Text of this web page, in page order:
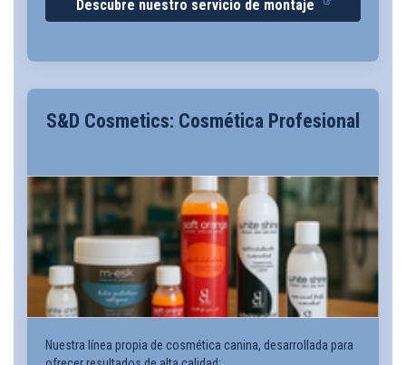
Descubre nuestro servicio de montaje
S&D Cosmetics: Cosmética Profesional
Nuestra línea propia de cosmética canina, desarrollada para